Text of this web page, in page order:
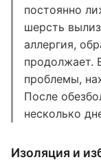
постоянно
шерсть
аллергия,
продолжает.
проблемы,
После
несколько
Изоляция и